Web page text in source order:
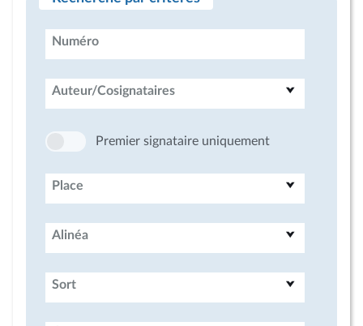
Numéro
Auteur/Cosignataires
Premier signataire uniquement
Place
Alinéa
Sort